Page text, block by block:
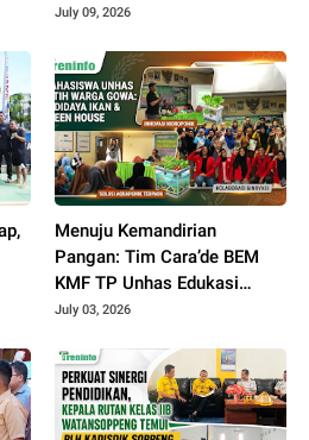
Disdikbud Soppeng
July 09, 2026
Menuju Kemandirian
Pangan: Tim Cara’de BEM
KMF TP Unhas Edukasi
Warga Desa Tinggimae
Green House
July 03, 2026